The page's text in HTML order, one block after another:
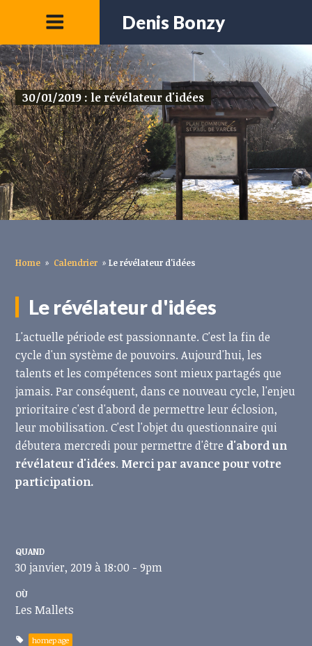
Denis Bonzy
30/01/2019 : le révélateur d'idées
Home » Calendrier » Le révélateur d'idées
Le révélateur d'idées
L'actuelle période est passionnante. C'est la fin de
cycle d'un système de pouvoirs. Aujourd'hui, les
talents et les compétences sont mieux partagés que
jamais. Par conséquent, dans ce nouveau cycle, l'enjeu
prioritaire c'est d'abord de permettre leur éclosion,
leur mobilisation. C'est l'objet du questionnaire qui
débutera mercredi pour permettre d'être d'abord un
révélateur d'idées. Merci par avance pour votre
participation.
QUAND
30 janvier, 2019 à 18:00 - 9pm
OÙ
Les Mallets
homepage